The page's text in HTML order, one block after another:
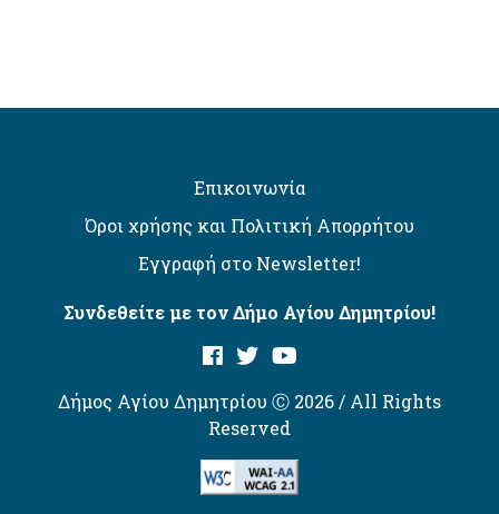
Επικοινωνία
Όροι χρήσης και Πολιτική Απορρήτου
Εγγραφή στο Newsletter!
Συνδεθείτε με τον Δήμο Αγίου Δημητρίου!
Δήμος Αγίου Δημητρίου Ⓒ 2026 / All Rights
Reserved